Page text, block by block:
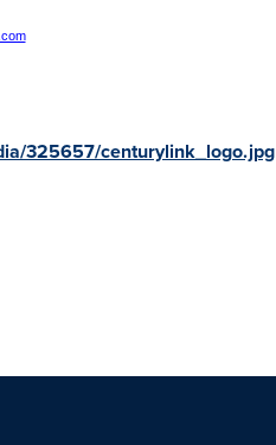
325657/centurylink_logo.jpg